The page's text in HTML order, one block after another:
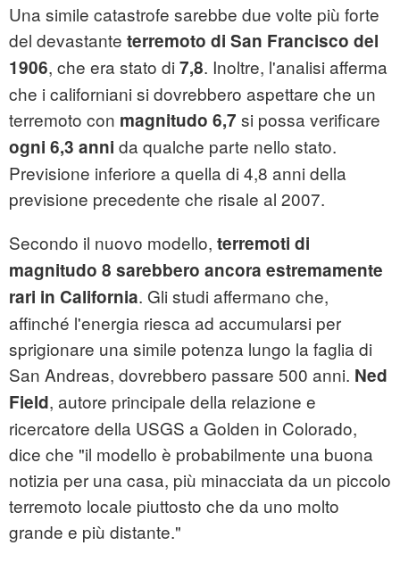
Una simile catastrofe sarebbe due volte più forte
del devastante terremoto di San Francisco del
1906, che era stato di 7,8. Inoltre, l'analisi afferma
che i californiani si dovrebbero aspettare che un
terremoto con magnitudo 6,7 si possa verificare
ogni 6,3 anni da qualche parte nello stato.
Previsione inferiore a quella di 4,8 anni della
previsione precedente che risale al 2007.
Secondo il nuovo modello, terremoti di
magnitudo 8 sarebbero ancora estremamente
rari in California. Gli studi affermano che,
affinché l'energia riesca ad accumularsi per
sprigionare una simile potenza lungo la faglia di
San Andreas, dovrebbero passare 500 anni. Ned
Field, autore principale della relazione e
ricercatore della USGS a Golden in Colorado,
dice che "il modello è probabilmente una buona
notizia per una casa, più minacciata da un piccolo
terremoto locale piuttosto che da uno molto
grande e più distante."